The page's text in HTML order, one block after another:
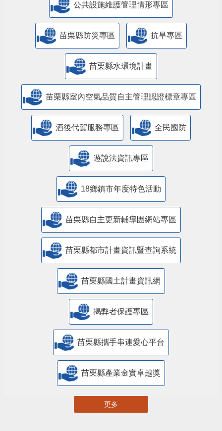
​公共設施維護管理情形專區
苗栗縣防災專區 抗旱專區
苗栗縣水環境計畫
苗栗縣室內空氣品質自主管理認證標章專區
酒後代駕服務專區 全民國防
遊說法資訊專區
18鄉鎮市年度特色活動
苗栗縣自主更新輔導團網站專區
苗栗縣都市計畫資訊暨查詢系統
苗栗縣國土計畫資訊網
揭弊者保護專區
苗栗縣攜手串連愛心平台
苗栗縣產業金實卓越獎
更多